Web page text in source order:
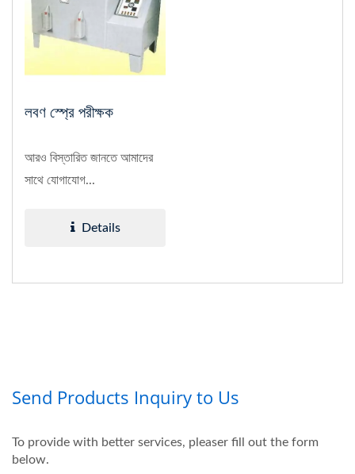
লবণ স্প্রে পরীক্ষক
আরও বিস্তারিত জানতে আমাদের
সাথে যোগাযোগ...
Details